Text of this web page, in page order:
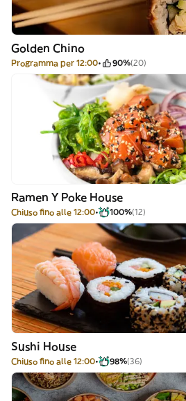
Golden Chino
Programma per 12:00 90%(20)
Ramen Y Poke House
Chiuso fino alle 12:00 100%(12)
Sushi House
Chiuso fino alle 12:00 98%(36)